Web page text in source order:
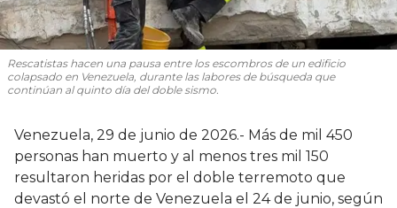
Rescatistas hacen una pausa entre los escombros de un edificio
colapsado en Venezuela, durante las labores de búsqueda que
continúan al quinto día del doble sismo.
Venezuela, 29 de junio de 2026.- Más de mil 450
personas han muerto y al menos tres mil 150
resultaron heridas por el doble terremoto que
devastó el norte de Venezuela el 24 de junio, según